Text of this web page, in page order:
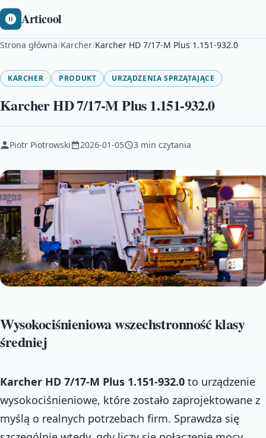
Articool
Strona główna/Karcher/Karcher HD 7/17-M Plus 1.151-932.0
KARCHER PRODUKT URZĄDZENIA SPRZĄTAJĄCE
Karcher HD 7/17-M Plus 1.151-932.0
Piotr Piotrowski 2026-01-05 3 min czytania
Wysokociśnieniowa wszechstronność klasy
średniej
Karcher HD 7/17-M Plus 1.151-932.0 to urządzenie
wysokociśnieniowe, które zostało zaprojektowane z
myślą o realnych potrzebach firm. Sprawdza się